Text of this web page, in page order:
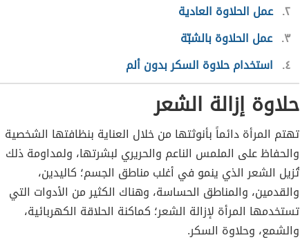
٢ عمل الحلاوة العادية
٣ عمل الحلاوة بالشبّة
٤ استخدام حلاوة السكر بدون ألم
حلاوة إزالة الشعر
تهتم المرأة دائماً بأنوثتها من خلال العناية بنظافتها الشخصية
والحفاظ على الملمس الناعم والحريري لبشرتها، ولمداومة ذلك
تُزيل الشعر الذي ينمو في أغلب مناطق الجسم؛ كاليدين،
والقدمين، والمناطق الحساسة، وهناك الكثير من الأدوات التي
تستخدمها المرأة لإزالة الشعر؛ كماكنة الحلاقة الكهربائية،
والشمع، وحلاوة السكر.